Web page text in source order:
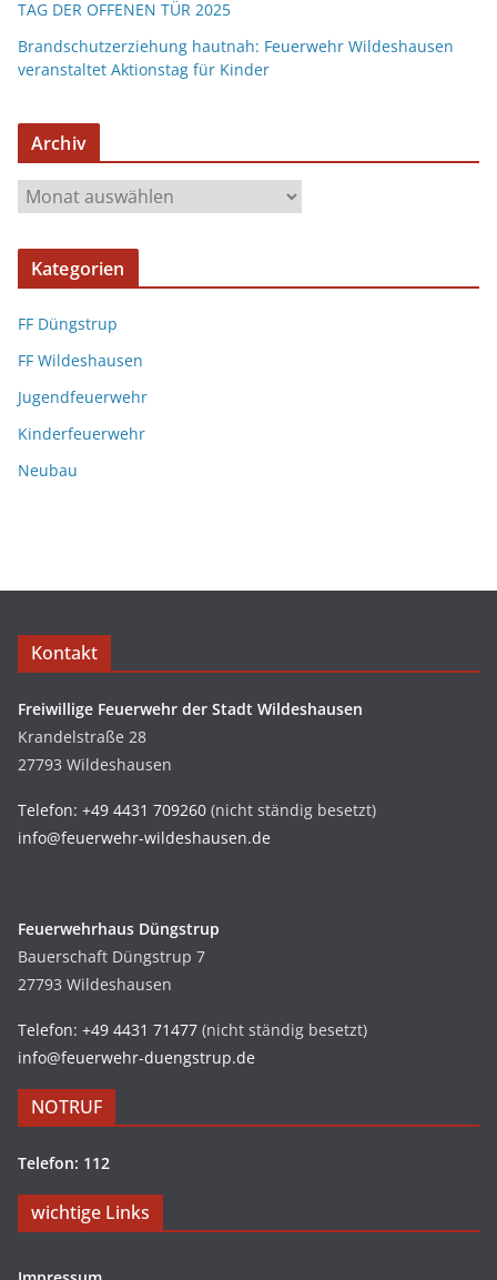
TAG DER OFFENEN TÜR 2025
Brandschutzerziehung hautnah: Feuerwehr Wildeshausen
veranstaltet Aktionstag für Kinder
Archiv
Kategorien
FF Düngstrup
FF Wildeshausen
Jugendfeuerwehr
Kinderfeuerwehr
Neubau
Kontakt
Freiwillige Feuerwehr der Stadt Wildeshausen
Krandelstraße 28
27793 Wildeshausen
Telefon: +49 4431 709260 (nicht ständig besetzt)
info@feuerwehr-wildeshausen.de
Feuerwehrhaus Düngstrup
Bauerschaft Düngstrup 7
27793 Wildeshausen
Telefon: +49 4431 71477 (nicht ständig besetzt)
info@feuerwehr-duengstrup.de
NOTRUF
Telefon: 112
wichtige Links